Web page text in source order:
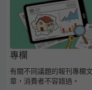
專欄
有關不同議題的報刊專欄
章，消費者不容錯過。